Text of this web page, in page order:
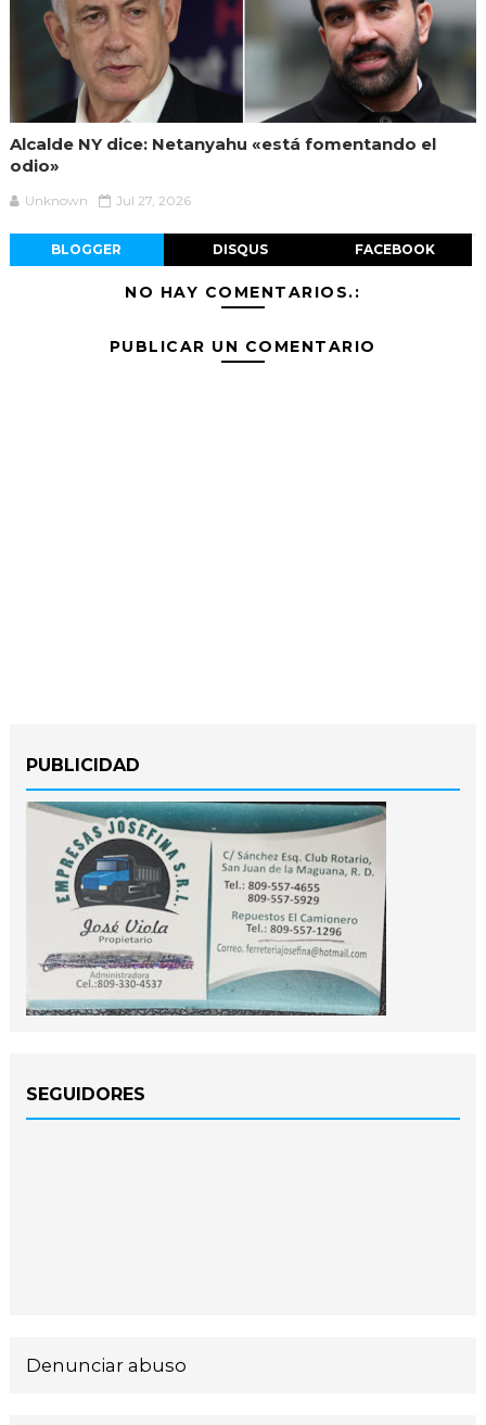
Alcalde NY dice: Netanyahu «está fomentando el
odio»
Unknown Jul 27, 2026
BLOGGER DISQUS FACEBOOK
NO HAY COMENTARIOS.:
PUBLICAR UN COMENTARIO
PUBLICIDAD
SEGUIDORES
Denunciar abuso